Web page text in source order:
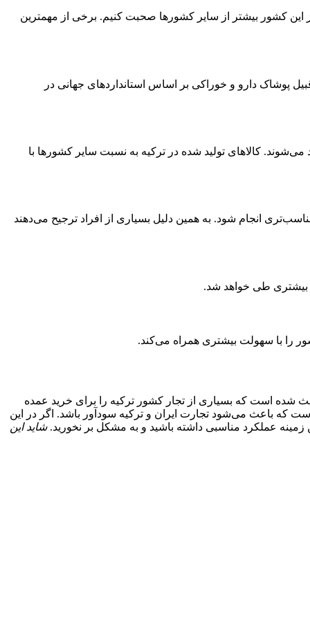
این کشور بیشتر از سایر کشورها صحبت کنیم. برخی از مهمترین
پوشاک دارو و خوراکی بر اساس استانداردهای جهانی در
کالاهای تولید شده در ترکیه به نسبت سایر کشورها با
انجام شود. به همین دلیل بسیاری از افراد ترجیح می‌دهند
بیشتری طی خواهد شد.
را با سهولت بیشتری همراه می‌کند.
شده است که بسیاری از تجار کشور ترکیه را برای خرید عمده
که باعث می‌شود تجارت ایران و ترکیه سودآور باشد. اگر در این
زمینه عملکرد مناسبی داشته باشید و به مشکل بر نخورید.شاید این